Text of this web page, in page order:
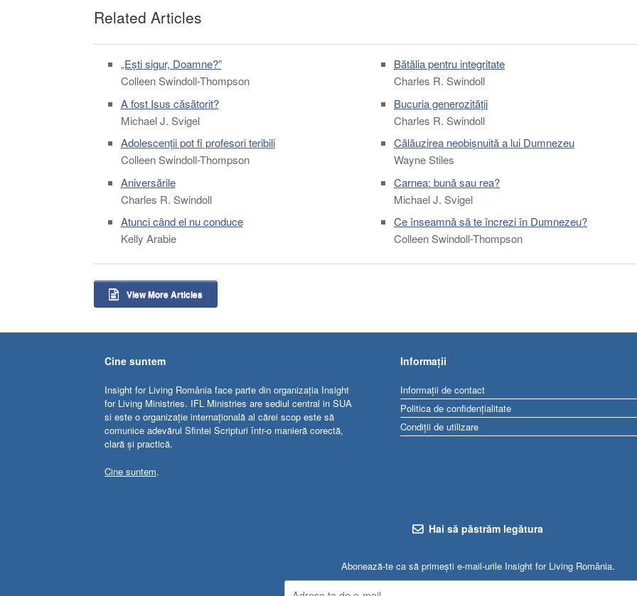
Related Articles
„Ești sigur, Doamne?”
Colleen Swindoll-Thompson
A fost Isus căsătorit?
Michael J. Svigel
Adolescenții pot fi profesori teribili
Colleen Swindoll-Thompson
Aniversările
Charles R. Swindoll
Atunci când el nu conduce
Kelly Arabie
Bătălia pentru integritate
Charles R. Swindoll
Bucuria generozității
Charles R. Swindoll
Călăuzirea neobișnuită a lui Dumnezeu
Wayne Stiles
Carnea: bună sau rea?
Michael J. Svigel
Ce înseamnă să te încrezi în Dumnezeu?
Colleen Swindoll-Thompson
View More Articles
Cine suntem
Insight for Living România face parte din organizația Insight
for Living Ministries. IFL Ministries are sediul central in SUA
si este o organizație internațională al cărei scop este să
comunice adevărul Sfintei Scripturi într-o manieră corectă,
clară și practică.
Cine suntem.
Informații
Informații de contact
Politica de confidențialitate
Condiții de utilizare
Hai să păstrăm legătura
Abonează-te ca să primești e-mail-urile Insight for Living România.